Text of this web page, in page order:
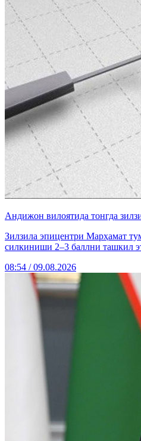
Андижон вилоятида тонгда
Зилзила эпицентри Марҳамат
силкиниши 2–3 баллни ташкил
08:54 / 09.08.2026